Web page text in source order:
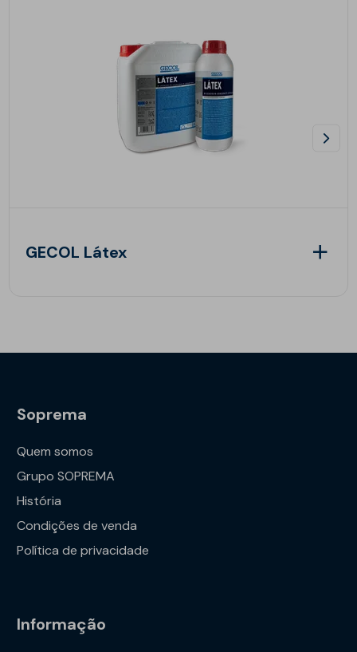
GECOL Látex
Soprema
Quem somos
Grupo SOPREMA
História
Condições de venda
Política de privacidade
Informação